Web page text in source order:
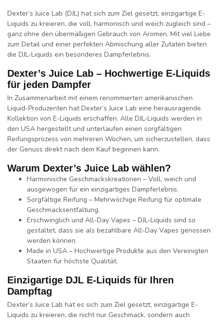
Dexter’s Juice Lab (DJL) hat sich zum Ziel gesetzt, einzigartige E-
Liquids zu kreieren, die voll, harmonisch und weich zugleich sind –
ganz ohne den übermäßigen Gebrauch von Aromen. Mit viel Liebe
zum Detail und einer perfekten Abmischung aller Zutaten bieten
die DJL-Liquids ein besonderes Dampferlebnis.
Dexter’s Juice Lab – Hochwertige E-Liquids
für jeden Dampfer
In Zusammenarbeit mit einem renommierten amerikanischen
Liquid-Produzenten hatDexter’s Juice Lab eine herausragende
Kollektion von E-Liquids erschaffen. Alle DJL-Liquids werden in
den USA hergestellt und unterlaufen einen sorgfältigen
Reifungsprozess von mehreren Wochen, um sicherzustellen, dass
der Genuss direkt nach dem Kauf beginnen kann.
Warum Dexter’s Juice Lab wählen?
Harmonische Geschmackskreationen – Voll, weich und
ausgewogen für ein einzigartiges Dampferlebnis.
Sorgfältige Reifung – Mehrwöchige Reifung für optimale
Geschmacksentfaltung.
Erschwinglich und All-Day Vapes – DJL-Liquids sind so
gestaltet, dass sie als bezahlbare All-Day Vapes genossen
werden können.
Made in USA – Hochwertige Produkte aus den Vereinigten
Staaten für höchste Qualität.
Einzigartige DJL E-Liquids für Ihren
Dampftag
Dexter’s Juice Lab hat es sich zum Ziel gesetzt, einzigartige E-
Liquids zu kreieren, die nicht nur Geschmack, sondern auch